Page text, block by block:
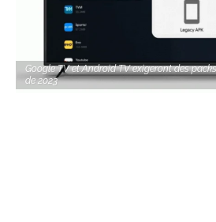
Google TV et Android TV exigeront des
de 2023